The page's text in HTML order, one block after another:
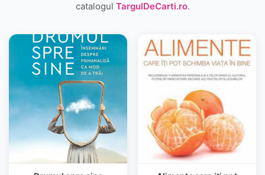
catalogul TargulDeCarti.ro.